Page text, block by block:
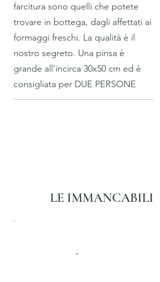
farcitura sono quelli che potete
trovare in bottega, dagli affettati ai
formaggi freschi. La qualità è il
nostro segreto. Una pinsa è
grande all'incirca 30x50 cm ed è
consigliata per DUE PERSONE
LE IMMANCABILI